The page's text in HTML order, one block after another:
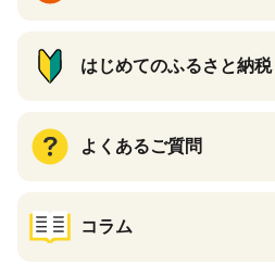
はじめてのふるさと納税
よくあるご質問
コラム